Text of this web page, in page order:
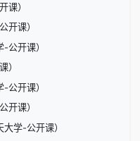
课）
开课）
公开课）
）
公开课）
开课）
学-公开课）